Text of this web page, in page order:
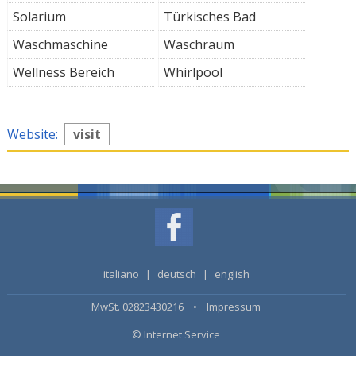
Solarium
Türkisches Bad
Waschmaschine
Waschraum
Wellness Bereich
Whirlpool
Website: visit
italiano | deutsch | english
MwSt. 02823430216 • Impressum
© Internet Service